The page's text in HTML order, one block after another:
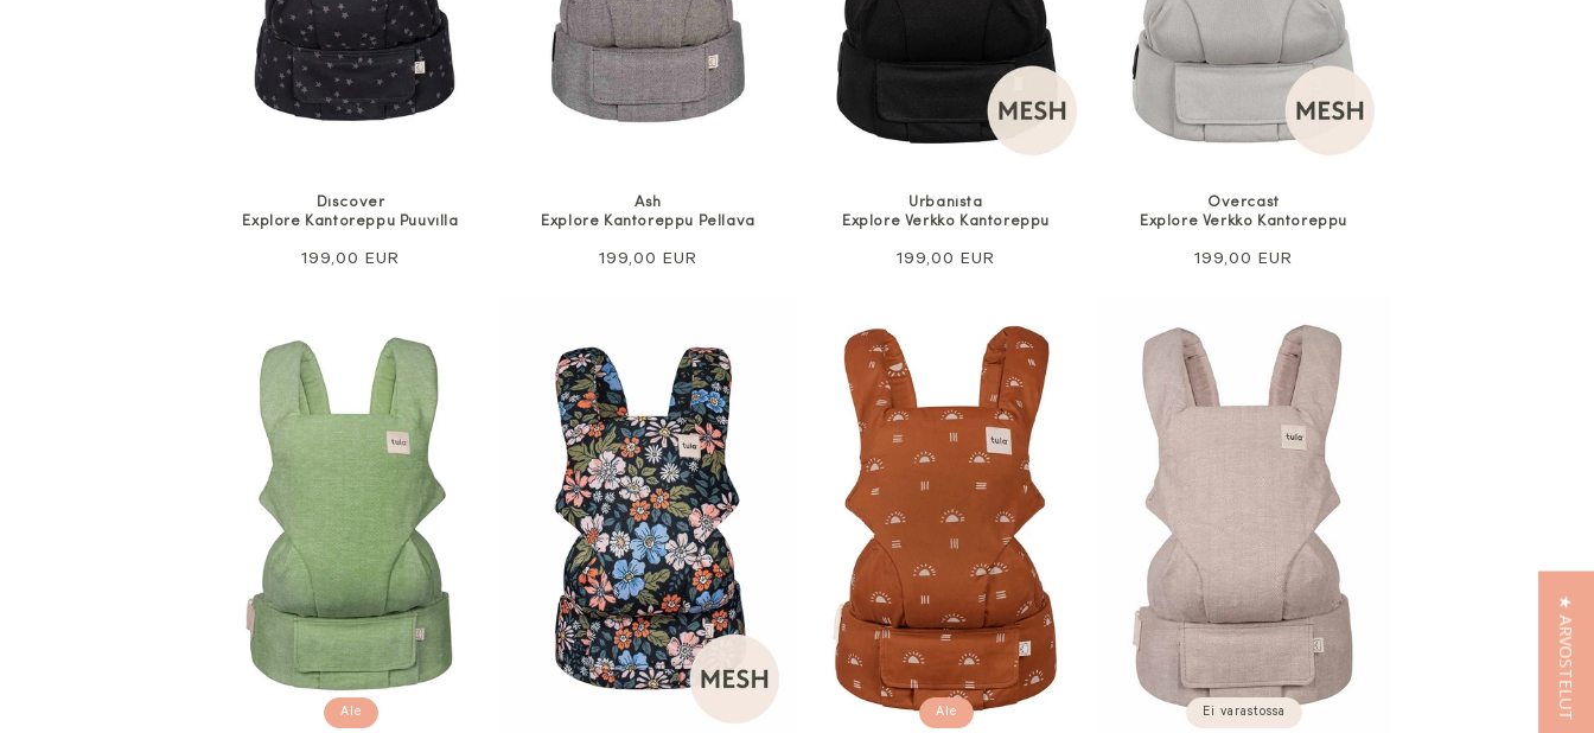
Discover
Explore Kantoreppu Puuvilla
Normaali
199,00 EUR
Ash
Explore Kantoreppu Pellava
Normaali
199,00 EUR
Urbanista
Explore Verkko Kantoreppu
Normaali
199,00 EUR
Overcast
Explore Verkko Kantoreppu
Normaali
199,00 EUR
Ale Ale Ei varastossa ★ ARVOSTELUT